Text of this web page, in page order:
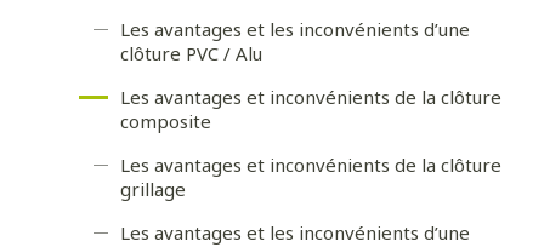
Les avantages et les inconvénients d’une
clôture PVC / Alu
Les avantages et inconvénients de la clôture
composite
Les avantages et inconvénients de la clôture
grillage
Les avantages et les inconvénients d’une